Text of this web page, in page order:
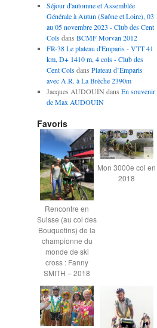
Séjour d'automne et Assemblée
Générale à Autun (Saône et Loire), 03
au 05 novembre 2023 - Club des Cent
Colsdans BCMF Morvan 2012
FR-38 Le plateau d'Emparis - VTT 41
km, D+ 1410 m, 4 cols - Club des
Cent Colsdans Plateau d’Emparis
avec A.R. à La Brèche 2390m
Jacques AUDOUIN dans En souvenir
de Max AUDOUIN
Favoris
Rencontre en
Suisse (au col des
Bouquetins) de la
championne du
monde de ski
cross : Fanny
SMITH – 2018
Mon 3000e col en
2018